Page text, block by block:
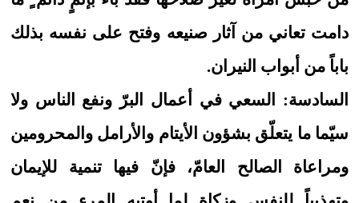
دامت تعاني من آثار صنيعه وفتح على نفسه بذلك
باباً من أبواب النيران.
السادسة: السعي في أعمال البرّ ونفع الناس ولا
سيّما ما يتعلّق بشؤون الأيتام والأرامل والمحرومين
ومراعاة الصالح العامّ، فإنّ فيها تنمية للإيمان